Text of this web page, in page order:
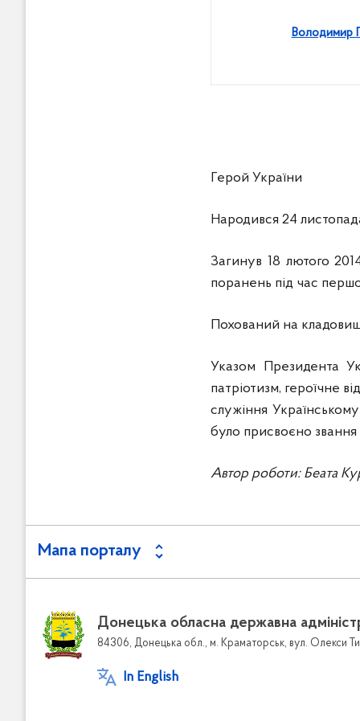
Володимир
Герой України
Народився 24
Загинув 18 лютого
поранень під час
Похований на
Указом Президента
патріотизм, героїчне
служіння
було присвоєно
Автор роботи: Беата
Мапа порталу
Донецька обласна державна
84306, Донецька обл., м. Краматорськ, вул. Олекси
In English